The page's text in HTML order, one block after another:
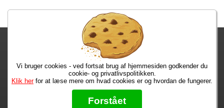
Fragtgebyret er DKK 59,95 • Fragtgebyret bortfalder ved køb over
DKK 299,00
Bestiller du i dag, har du dine varer på tirsdag!
Max 50 kr. Bøger til en 🐕
★★★★★
Læs hvad vores kunder siger om os på Trustpilot
Vi bruger cookies - ved fortsat brug af hjemmesiden godkender du
cookie- og privatlivspolitikken.
Klik herfor at læse mere om hvad cookies er og hvordan de fungerer.
Forstået